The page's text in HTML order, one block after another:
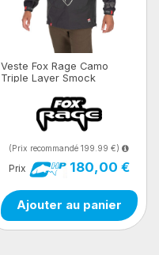
Veste Fox Rage Camo
Triple Layer Smock
(Prix recommandé 199.99 €)
Prix 180,00 €
Ajouter au panier